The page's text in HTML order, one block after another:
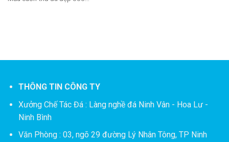
THÔNG TIN CÔNG TY
Xưởng Chế Tác Đá : Làng nghề đá Ninh Vân - Hoa Lư -
Ninh Bình
Văn Phòng : 03, ngõ 29 đường Lý Nhân Tông, TP Ninh